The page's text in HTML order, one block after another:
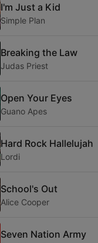
I'm Just a Kid
Simple Plan
Breaking the Law
Judas Priest
Open Your Eyes
Guano Apes
Hard Rock Hallelujah
Lordi
School's Out
Alice Cooper
Seven Nation Army